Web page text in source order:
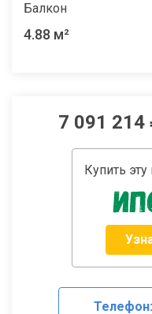
Балкон
4.88 м²
7 091 214
Купить